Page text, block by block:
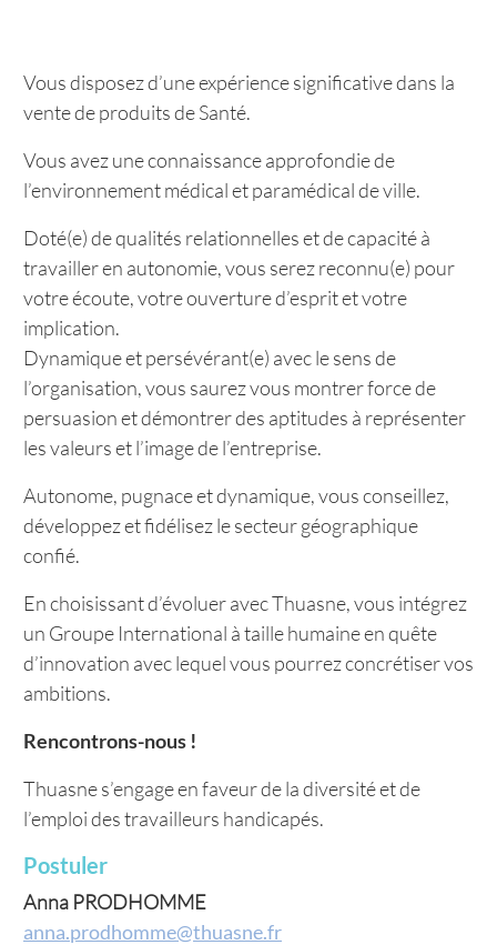
Vous disposez d’une expérience significative dans la
vente de produits de Santé.
Vous avez une connaissance approfondie de
l’environnement médical et paramédical de ville.
Doté(e) de qualités relationnelles et de capacité à
travailler en autonomie, vous serez reconnu(e) pour
votre écoute, votre ouverture d’esprit et votre
implication.
Dynamique et persévérant(e) avec le sens de
l’organisation, vous saurez vous montrer force de
persuasion et démontrer des aptitudes à représenter
les valeurs et l’image de l’entreprise.
Autonome, pugnace et dynamique, vous conseillez,
développez et fidélisez le secteur géographique
confié.
En choisissant d’évoluer avec Thuasne, vous intégrez
un Groupe International à taille humaine en quête
d’innovation avec lequel vous pourrez concrétiser vos
ambitions.
Rencontrons-nous !
Thuasne s’engage en faveur de la diversité et de
l’emploi des travailleurs handicapés.
Postuler
Anna PRODHOMME
anna.prodhomme@thuasne.fr